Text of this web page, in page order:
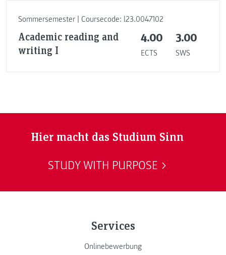
Sommersemester | Coursecode: l23.0047102
Academic reading and
writing I
4.00
ECTS
3.00
SWS
Hier macht das Studium Sinn
STUDY WITH PURPOSE
Services
Onlinebewerbung